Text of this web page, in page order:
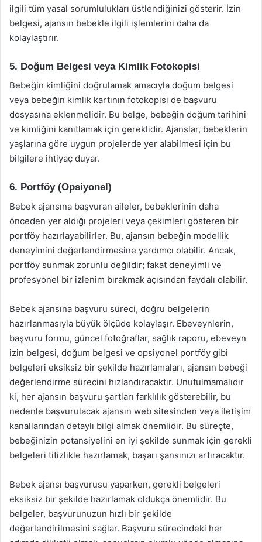
ilgili tüm yasal sorumlulukları üstlendiğinizi gösterir. İzin
belgesi, ajansın bebekle ilgili işlemlerini daha da
kolaylaştırır.
5. Doğum Belgesi veya Kimlik Fotokopisi
Bebeğin kimliğini doğrulamak amacıyla doğum belgesi
veya bebeğin kimlik kartının fotokopisi de başvuru
dosyasına eklenmelidir. Bu belge, bebeğin doğum tarihini
ve kimliğini kanıtlamak için gereklidir. Ajanslar, bebeklerin
yaşlarına göre uygun projelerde yer alabilmesi için bu
bilgilere ihtiyaç duyar.
6. Portföy (Opsiyonel)
Bebek ajansına başvuran aileler, bebeklerinin daha
önceden yer aldığı projeleri veya çekimleri gösteren bir
portföy hazırlayabilirler. Bu, ajansın bebeğin modellik
deneyimini değerlendirmesine yardımcı olabilir. Ancak,
portföy sunmak zorunlu değildir; fakat deneyimli ve
profesyonel bir izlenim bırakmak açısından faydalı olabilir.
Bebek ajansına başvuru süreci, doğru belgelerin
hazırlanmasıyla büyük ölçüde kolaylaşır. Ebeveynlerin,
başvuru formu, güncel fotoğraflar, sağlık raporu, ebeveyn
izin belgesi, doğum belgesi ve opsiyonel portföy gibi
belgeleri eksiksiz bir şekilde hazırlamaları, ajansın bebeği
değerlendirme sürecini hızlandıracaktır. Unutulmamalıdır
ki, her ajansın başvuru şartları farklılık gösterebilir, bu
nedenle başvurulacak ajansın web sitesinden veya iletişim
kanallarından detaylı bilgi almak önemlidir. Bu süreçte,
bebeğinizin potansiyelini en iyi şekilde sunmak için gerekli
belgeleri titizlikle hazırlamak, başarı şansınızı artıracaktır.
Bebek ajansı başvurusu yaparken, gerekli belgeleri
eksiksiz bir şekilde hazırlamak oldukça önemlidir. Bu
belgeler, başvurunuzun hızlı bir şekilde
değerlendirilmesini sağlar. Başvuru sürecindeki her